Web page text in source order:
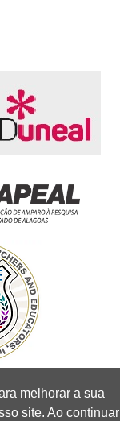
melhorar a sua
site. Ao continuar